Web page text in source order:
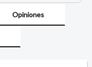
Opiniones